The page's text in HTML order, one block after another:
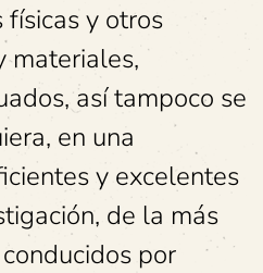
y otros
materiales,
así tampoco se
en una
y excelentes
de la más
por